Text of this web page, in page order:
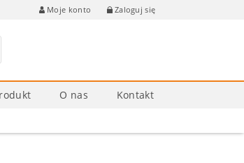
Moje konto Zaloguj się
O nas Kontakt